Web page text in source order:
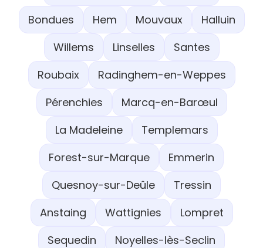
Bondues
Hem Mouvaux
Halluin
Willems
Linselles
Santes
Roubaix
Radinghem-en-Weppes
Pérenchies
Marcq-en-Barœul
La Madeleine
Templemars
Forest-sur-Marque
Emmerin
Quesnoy-sur-Deûle
Tressin
Anstaing
Wattignies
Lompret
Sequedin
Noyelles-lès-Seclin